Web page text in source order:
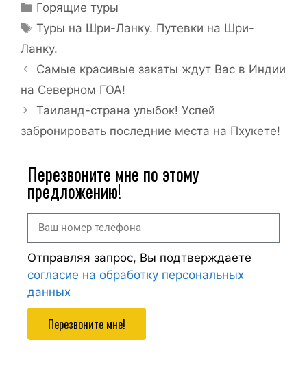
Горящие туры
Туры на Шри-Ланку. Путевки на Шри-
Ланку.
Самые красивые закаты ждут Вас в Индии
на Северном ГОА!
Таиланд-страна улыбок! Успей
забронировать последние места на Пхукете!
Перезвоните мне по этому
предложению!
Отправляя запрос, Вы подтверждаете
согласие на обработку персональных
данных
Перезвоните мне!